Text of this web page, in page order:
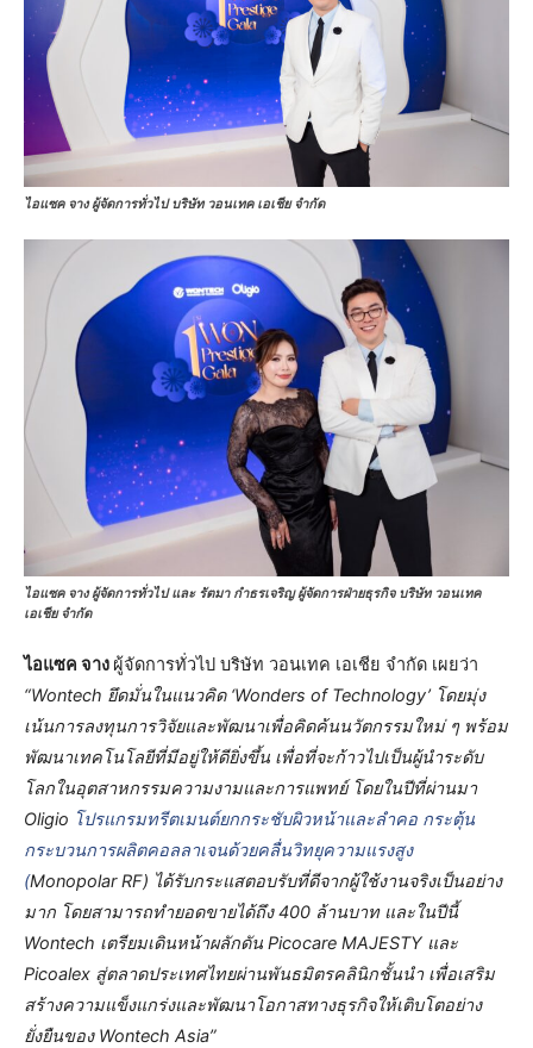
ไอแซค จาง ผู้จัดการทั่วไป บริษัท วอนเทค เอเชีย จำกัด
ไอแซค จาง ผู้จัดการทั่วไป และ รัตมา กำธรเจริญ ผู้จัดการฝ่ายธุรกิจ บริษัท วอนเทค
เอเชีย จำกัด
ไอแซค จาง ผู้จัดการทั่วไป บริษัท วอนเทค เอเชีย จำกัด เผยว่า
“Wontech ยึดมั่นในแนวคิด ‘Wonders of Technology’ โดยมุ่ง
เน้นการลงทุนการวิจัยและพัฒนาเพื่อคิดค้นนวัตกรรมใหม่ ๆ พร้อม
พัฒนาเทคโนโลยีที่มีอยู่ให้ดียิ่งขึ้น เพื่อที่จะก้าวไปเป็นผู้นำระดับ
โลกในอุตสาหกรรมความงามและการแพทย์ โดยในปีที่ผ่านมา
Oligio โปรแกรมทรีตเมนต์ยกกระชับผิวหน้าและลำคอ กระตุ้น
กระบวนการผลิตคอลลาเจนด้วยคลื่นวิทยุความแรงสูง
(Monopolar RF) ได้รับกระแสตอบรับที่ดีจากผู้ใช้งานจริงเป็นอย่าง
มาก โดยสามารถทำยอดขายได้ถึง 400 ล้านบาท และในปีนี้
Wontech เตรียมเดินหน้าผลักดัน Picocare MAJESTY และ
Picoalex สู่ตลาดประเทศไทยผ่านพันธมิตรคลินิกชั้นนำ เพื่อเสริม
สร้างความแข็งแกร่งและพัฒนาโอกาสทางธุรกิจให้เติบโตอย่าง
ยั่งยืนของ Wontech Asia”